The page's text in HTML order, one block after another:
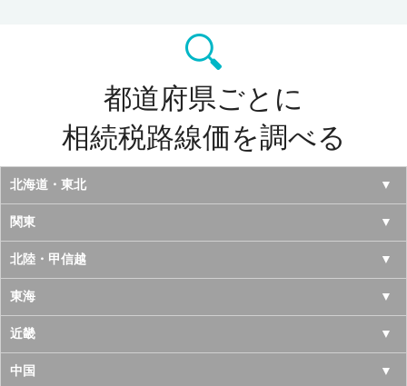
都道府県ごとに
相続税路線価を調べる
北海道・東北
北海道
青森県
岩手県
宮城県
秋田県
関東
東京都
神奈川県
千葉県
埼玉県
北陸・甲信越
山梨県
長野県
新潟県
東海
愛知県
岐阜県
近畿
大阪府
中国